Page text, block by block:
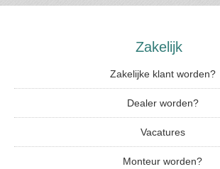
Zakelijk
Zakelijke klant worden?
Dealer worden?
Vacatures
Monteur worden?